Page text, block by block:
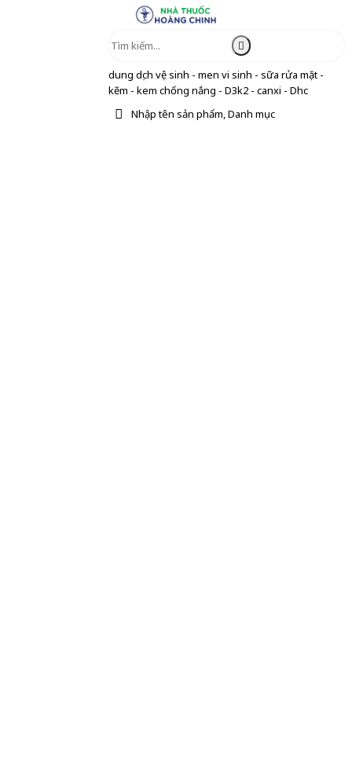
dung dịch vệ sinh - men vi sinh - sữa rửa mặt -
kẽm - kem chống nắng - D3k2 - canxi - Dhc
Nhập tên sản phẩm, Danh mục